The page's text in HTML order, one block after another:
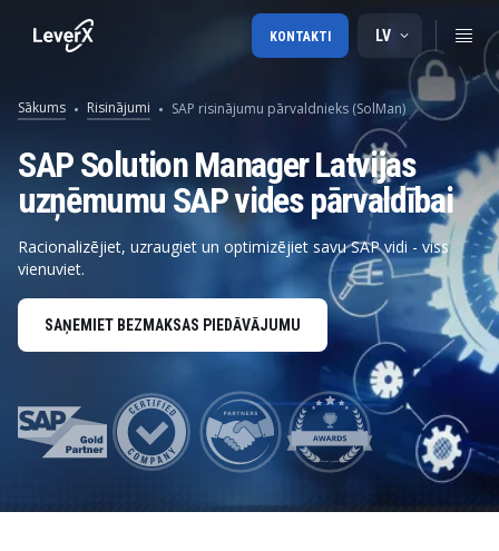
LV
KONTAKTI
Sākums Risinājumi SAP risinājumu pārvaldnieks (SolMan)
SAP Solution Manager Latvijas
uzņēmumu SAP vides pārvaldībai
Racionalizējiet, uzraugiet un optimizējiet savu SAP vidi - viss
vienuviet.
SAŅEMIET BEZMAKSAS PIEDĀVĀJUMU